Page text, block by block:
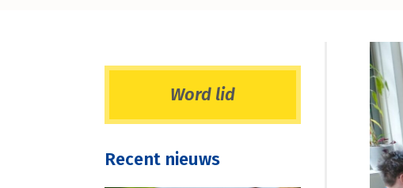
Word lid
Recent nieuws